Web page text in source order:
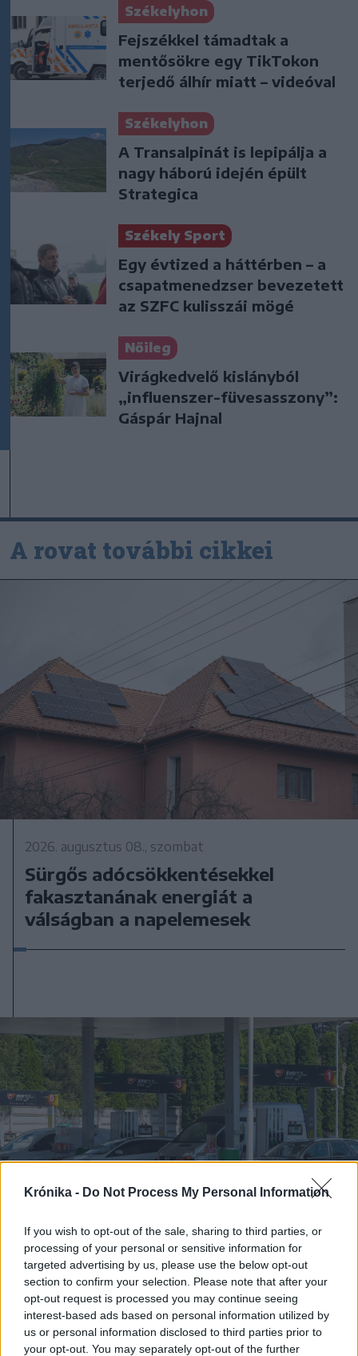
Krónika - Do Not Process My Personal Information
If you wish to opt-out of the sale, sharing to third parties, or
processing of your personal or sensitive information for
targeted advertising by us, please use the below opt-out
section to confirm your selection. Please note that after your
opt-out request is processed you may continue seeing
interest-based ads based on personal information utilized by
us or personal information disclosed to third parties prior to
your opt-out. You may separately opt-out of the further
Székelyhon
Fejszékkel támadtak a
mentősökre egy TikTokon
terjedő álhír miatt – videóval
Székelyhon
A Transalpinát is lepipálja a
nagy háború idején épült
Strategica
Székely Sport
Egy évtized a háttérben – a
csapatmenedzser bevezetett
az SZFC kulisszái mögé
Nőileg
Virágkedvelő kislányból
„influenszer-füvesasszony”:
Gáspár Hajnal
A rovat további cikkei
2026. augusztus 08., szombat
Sürgős adócsökkentésekkel
fakasztanának energiát a
válságban a napelemesek
2026. augusztus 08., szombat
Kedvezőbb üzemanyagárak
fogadják a hétvégén tankolókat